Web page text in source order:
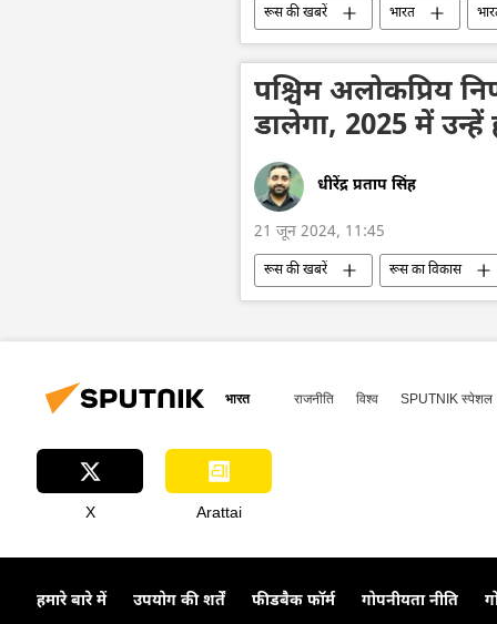
रूस की खबरें भारत
ब्रिक्स का विस्तारण
सर्गे लवरोव
पश्चिम अलोकप्रिय
डालेगा, 2025 में उन्हें
धीरेंद्र प्रताप सिंह
21 जून 2024, 11:45
रूस की खबरें रूस का विकास
किम जोंग उन
विशेष रणनीतिक
भारत राजनीति विश्व SPUTNIK स्पेशल
X Arattai
हमारे बारे में उपयोग की शर्तें फीडबैक फॉर्म गोपनीयता नीति